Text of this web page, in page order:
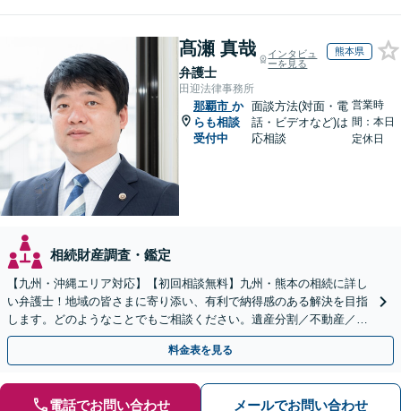
髙瀬 真哉
弁護士
インタビュ
ーを見る
熊本県
田迎法律事務所
那覇市 か
らも相談
受付中
面談方法(対面・電
話・ビデオなど)は
応相談
営業時
間：本日
定休日
相続財産調査・鑑定
【九州・沖縄エリア対応】【初回相談無料】九州・熊本の相続に詳し
い弁護士！地域の皆さまに寄り添い、有利で納得感のある解決を目指
します。どのようなことでもご相談ください。遺産分割／不動産／遺
言書／使い込み／寄与分／遺留分／相続放棄【完全個室】
料金表を見る
電話でお問い合わせ メールでお問い合わせ